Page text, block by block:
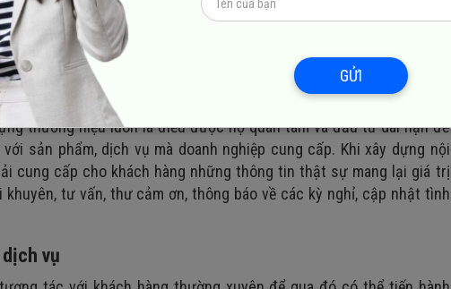
quả như mong đợi thì bạn cần phải xây dựng một nội dung thu hút
thể là các chương trình khuyến mãi để giúp cho khách hàng cảm
bạn.
thương hiệu luôn là điều được họ quan tâm và đầu tư dài hạn để
sản phẩm, dịch vụ mà doanh nghiệp cung cấp. Khi xây dựng nội
cung cấp cho khách hàng những thông tin thật sự mang lại giá trị
tư vấn, thư cảm ơn, thông báo về các kỳ nghỉ, cập nhật tình
vụ
GỬI